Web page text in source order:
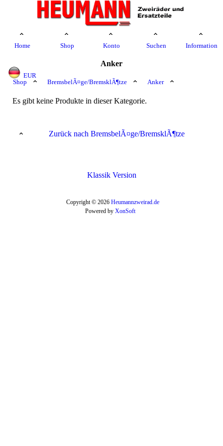
Home Shop Konto Suchen Information
EUR
Anker
Shop BremsbelÃ¤ge/BremsklÃ¶tze Anker
Es gibt keine Produkte in dieser Kategorie.
Zurück nach BremsbelÃ¤ge/BremsklÃ¶tze
Klassik Version
Copyright © 2026 Heumannzweirad.de
Powered by XonSoft